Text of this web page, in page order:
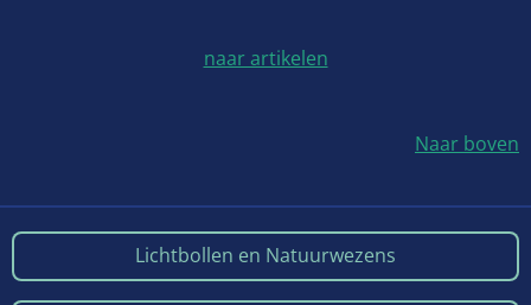
naar artikelen
Naar boven
Lichtbollen en Natuurwezens